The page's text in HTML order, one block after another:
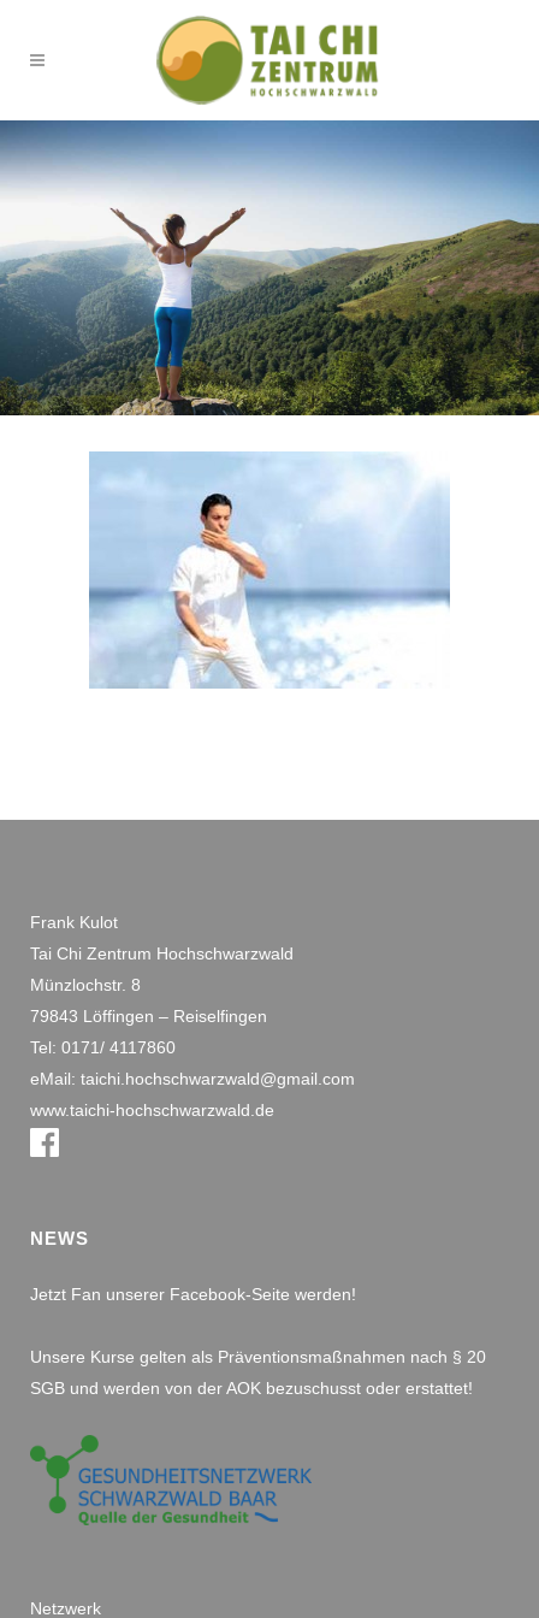
Frank Kulot
Tai Chi Zentrum Hochschwarzwald
Münzlochstr. 8
79843 Löffingen – Reiselfingen
Tel: 0171/ 4117860
eMail: taichi.hochschwarzwald@gmail.com
www.taichi-hochschwarzwald.de
NEWS
Jetzt Fan unserer Facebook-Seite werden!
Unsere Kurse gelten als Präventionsmaßnahmen nach § 20
SGB und werden von der AOK bezuschusst oder erstattet!
Netzwerk